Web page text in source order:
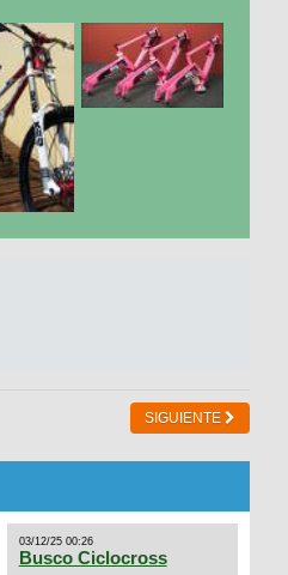
SIGUIENTE
03/12/25 00:26
Busco Ciclocross